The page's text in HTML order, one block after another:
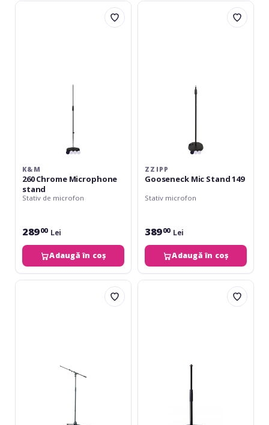
K&M
K&M
260 Chrome Microphone
stand
Stativ de microfon
28900 Lei
Adaugă în coș
Zzipp
ZZIPP
Gooseneck Mic Stand 149
Stativ microfon
38900 Lei
Adaugă în coș
K&M
Audix